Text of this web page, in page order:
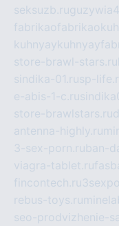
seksuzb.ru
store-brawl-stars.ru
sindika-01.rusp-
e-abis-1-c.ru
store-brawlstars.ru
antenna-highly.ru
3-sex-porn.ruban-
viagra-tablet.ru
fincontech.ru
rebus-toys.ru
seo-prodvizhenie-